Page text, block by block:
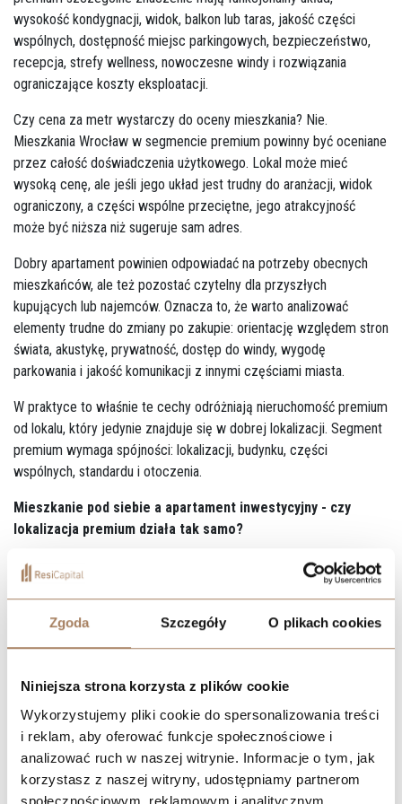
Zgoda Szczegóły O plikach cookies
Niniejsza strona korzysta z plików cookie
Wykorzystujemy pliki cookie do spersonalizowania treści
i reklam, aby oferować funkcje społecznościowe i
analizować ruch w naszej witrynie. Informacje o tym, jak
korzystasz z naszej witryny, udostępniamy partnerom
społecznościowym, reklamowym i analitycznym.
wysokość kondygnacji, widok, balkon lub taras, jakość części
wspólnych, dostępność miejsc parkingowych, bezpieczeństwo,
recepcja, strefy wellness, nowoczesne windy i rozwiązania
ograniczające koszty eksploatacji.
Czy cena za metr wystarczy do oceny mieszkania? Nie.
Mieszkania Wrocław w segmencie premium powinny być oceniane
przez całość doświadczenia użytkowego. Lokal może mieć
wysoką cenę, ale jeśli jego układ jest trudny do aranżacji, widok
ograniczony, a części wspólne przeciętne, jego atrakcyjność
może być niższa niż sugeruje sam adres.
Dobry apartament powinien odpowiadać na potrzeby obecnych
mieszkańców, ale też pozostać czytelny dla przyszłych
kupujących lub najemców. Oznacza to, że warto analizować
elementy trudne do zmiany po zakupie: orientację względem stron
świata, akustykę, prywatność, dostęp do windy, wygodę
parkowania i jakość komunikacji z innymi częściami miasta.
W praktyce to właśnie te cechy odróżniają nieruchomość premium
od lokalu, który jedynie znajduje się w dobrej lokalizacji. Segment
premium wymaga spójności: lokalizacji, budynku, części
wspólnych, standardu i otoczenia.
Mieszkanie pod siebie a apartament inwestycyjny - czy
lokalizacja premium działa tak samo?
Lokalizacja premium ma znaczenie zarówno przy zakupie pod
własne potrzeby, jak i przy zakupie inwestycyjnym, ale nie działa
mają styl życia, prywatność, widok, bliskość ulubionych miejsc,
komfort akustyczny i codzienna wygoda. Kupujący ocenia wtedy,
Przy zakupie inwestycyjnym ważniejsze są inne kryteria: płynność
najmu, profil potencjalnego najemcy, standard budynku, możliwość
łatwej odsprzedaży i ograniczona podaż podobnych lokali. Ten
sam apartament może być atrakcyjny w obu scenariuszach, ale
trzeba to sprawdzić osobno. Lokal wygodny dla właściciela nie